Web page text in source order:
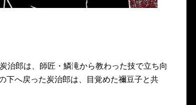
治郎は、師匠・鱗滝から教わった技で立ち向
下へ戻った炭治郎は、目覚めた禰豆子と共